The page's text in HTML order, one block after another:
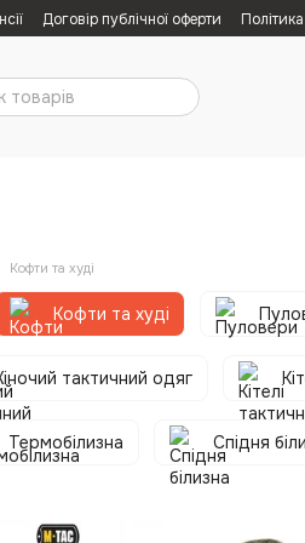
Договір публічної оферти
Кофти та худі
Кофти та худі
тактичний одяг
Термобілизна Спідня